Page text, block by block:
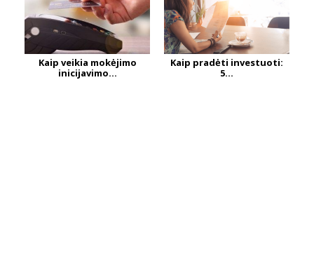
Kaip veikia mokėjimo
inicijavimo...
Kaip pradėti investuoti:
5...